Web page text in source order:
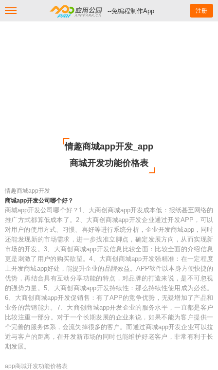
--免编程制作App 注册
情趣商城app开发_app
商城开发功能价格表
情趣商城app开发
商城app开发公司哪个好？
商城app开发公司哪个好？1、大商创商城app开发成本低：报纸甚至网络的
推广方式都算低成本了。2、大商创商城app开发企业通过开发APP，可以
对用户的使用方式、习惯、喜好等进行系统分析，企业开发商城app，同时
还能发现新的市场需求，进一步找准立脚点，确定发展方向，从而实现新
市场的开发。3、大商创商城app开发信息比较全面：比较全面的介绍信息
更是刺激了用户的购买欲望。4、大商创商城app开发强精准：在一定程度
上开发商城app好处，能提升企业的品牌效益。APP软件以本身方便快捷的
优势，再结合具有互动分享功能的特点，对品牌的打造来说，是不可忽视
的强势力量。5、大商创商城app开发持续性：那么持续性使用成为必然。
6、大商创商城app开发促销售：有了APP的竞争优势，无疑增加了产品和
业务的营销能力。7、大商创商城app开发企业的服务水平，一直都是客户
比较注重一部分。对于一个长期发展的企业来说，如果不能为客户提供一
个完善的服务体系，会流失掉很多的客户。而通过商城app开发企业可以拉
近与客户的距离，在开发新市场的同时也能维护好老客户，非常有利于长
期发展。
app商城开发功能价格表